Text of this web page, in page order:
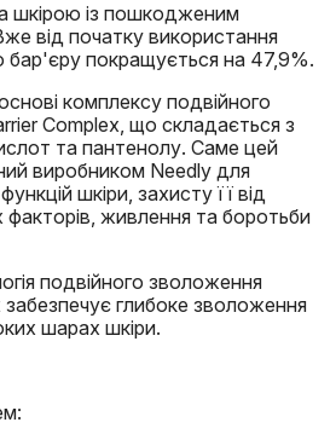
шкірою із пошкодженим
від початку використання
бар'єру покращується на 47,9%.
комплексу подвійного
Complex, що складається з
та пантенолу. Саме цей
виробником Needly для
шкіри, захисту її від
факторів, живлення та боротьби
подвійного зволоження
глибоке зволоження
шарах шкіри.